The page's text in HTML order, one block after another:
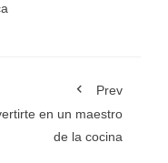
Prev
en un maestro
de la cocina